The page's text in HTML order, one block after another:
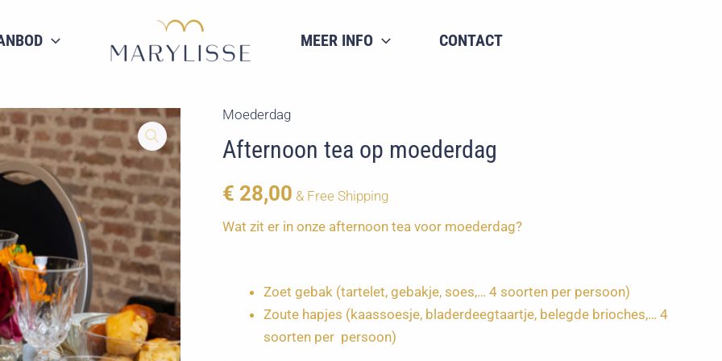
MEER INFO CONTACT
Moederdag
Afternoon tea op moederdag
€ 28,00 & Free Shipping
Wat zit er in onze afternoon tea voor moederdag?
Zoet gebak (tartelet, gebakje, soes,… 4 soorten per persoon)
Zoute hapjes (kaassoesje, bladerdeegtaartje, belegde brioches,… 4
soorten per persoon)